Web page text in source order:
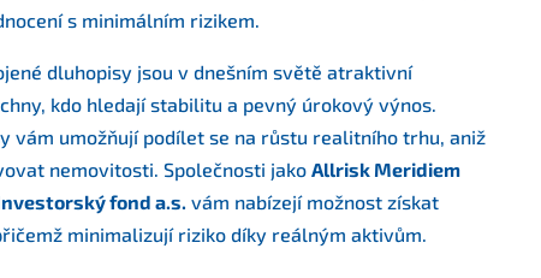
s minimálním rizikem.
dluhopisy jsou v dnešním světě atraktivní
kdo hledají stabilitu a pevný úrokový výnos.
vám umožňují podílet se na růstu realitního trhu, aniž
nemovitosti. Společnosti jako Allrisk Meridiem
fond a.s. vám nabízejí možnost získat
minimalizují riziko díky reálným aktivům.